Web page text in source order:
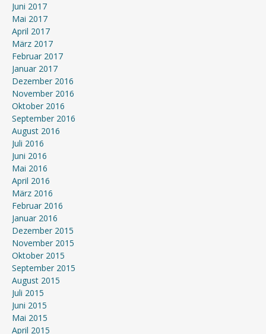
Juni 2017
Mai 2017
April 2017
März 2017
Februar 2017
Januar 2017
Dezember 2016
November 2016
Oktober 2016
September 2016
August 2016
Juli 2016
Juni 2016
Mai 2016
April 2016
März 2016
Februar 2016
Januar 2016
Dezember 2015
November 2015
Oktober 2015
September 2015
August 2015
Juli 2015
Juni 2015
Mai 2015
April 2015